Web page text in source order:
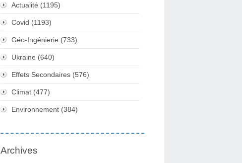
Actualité (1195)
Covid (1193)
Géo-Ingénierie (733)
Ukraine (640)
Effets Secondaires (576)
Climat (477)
Environnement (384)
Archives